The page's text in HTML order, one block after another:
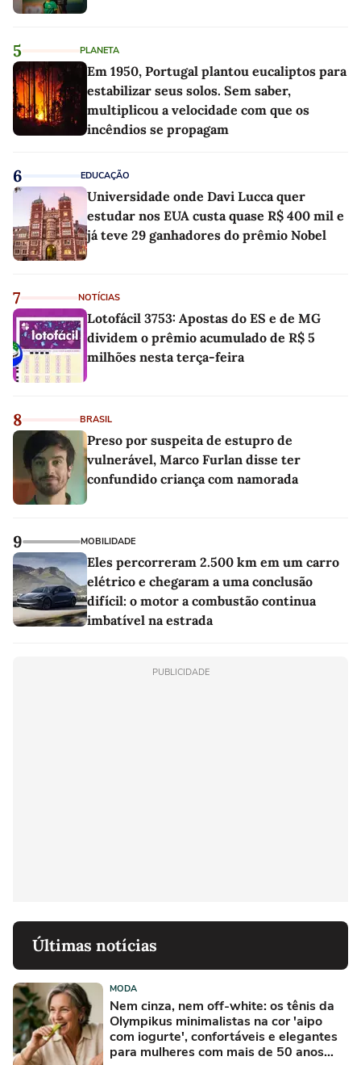
5 PLANETA
Em 1950, Portugal plantou eucaliptos para
estabilizar seus solos. Sem saber,
multiplicou a velocidade com que os
incêndios se propagam
6 EDUCAÇÃO
Universidade onde Davi Lucca quer
estudar nos EUA custa quase R$ 400 mil e
já teve 29 ganhadores do prêmio Nobel
7 NOTÍCIAS
Lotofácil 3753: Apostas do ES e de MG
dividem o prêmio acumulado de R$ 5
milhões nesta terça-feira
8 BRASIL
Preso por suspeita de estupro de
vulnerável, Marco Furlan disse ter
confundido criança com namorada
9 MOBILIDADE
Eles percorreram 2.500 km em um carro
elétrico e chegaram a uma conclusão
difícil: o motor a combustão continua
imbatível na estrada
PUBLICIDADE
Últimas notícias
MODA
Nem cinza, nem off-white: os tênis da
Olympikus minimalistas na cor 'aipo
com iogurte', confortáveis e elegantes
para mulheres com mais de 50 anos